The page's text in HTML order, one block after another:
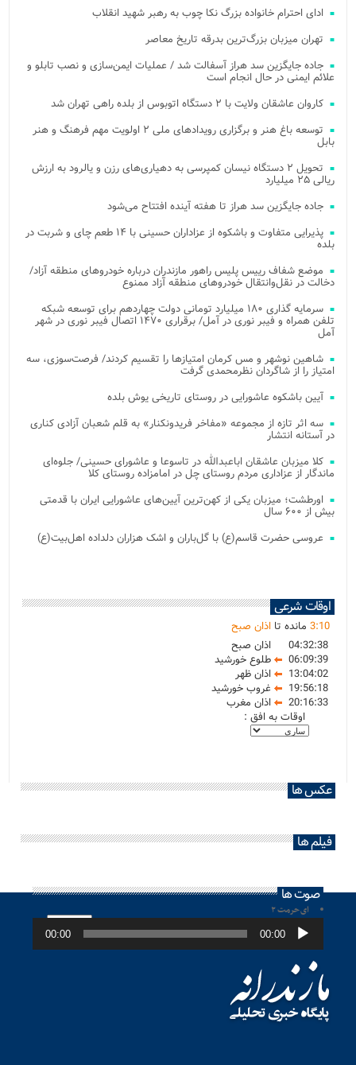
ادای احترام خانواده بزرگ نکا چوب به رهبر شهید انقلاب
تهران میزبان بزرگ‌ترین بدرقه تاریخ معاصر
جاده جایگزین سد هراز آسفالت شد / عملیات ایمن‌سازی و نصب تابلو و
علائم ایمنی در حال انجام است
کاروان عاشقان ولایت با ۲ دستگاه اتوبوس از بلده راهی تهران شد
توسعه باغ هنر و برگزاری رویدادهای ملی ۲ اولویت مهم فرهنگ و هنر
بابل
تحویل ۲ دستگاه نیسان کمپرسی به دهیاری‌های رزن و یالرود به ارزش
ریالی ۲۵ میلیارد
جاده جایگزین سد هراز تا هفته آینده افتتاح می‌شود
پذیرایی متفاوت و باشکوه از عزاداران حسینی با ۱۴ طعم چای و شربت در
بلده
موضع شفاف رییس پلیس راهور مازندران درباره خودروهای منطقه آزاد/
دخالت در نقل‌وانتقال خودروهای منطقه آزاد ممنوع
سرمایه گذاری ۱۸۰ میلیارد تومانی دولت چهاردهم برای توسعه شبکه
تلفن همراه و فیبر نوری در آمل/ برقراری ۱۴۷۰ اتصال فیبر نوری در شهر
آمل
شاهین نوشهر و مس کرمان امتیازها را تقسیم کردند/ فرصت‌سوزی، سه
امتیاز را از شاگردان نظرمحمدی گرفت
آیین باشکوه عاشورایی در روستای تاریخی یوش بلده
سه اثر تازه از مجموعه «مفاخر فریدونکنار» به قلم شعبان آزادی کناری
در آستانه انتشار
کلا میزبان عاشقان اباعبدالله در تاسوعا و عاشورای حسینی/ جلوه‌ای
ماندگار از عزاداری مردم روستای چل در امامزاده روستای کلا
اورطشت؛ میزبان یکی از کهن‌ترین آیین‌های عاشورایی ایران با قدمتی
بیش از ۶۰۰ سال
عروسی حضرت قاسم(ع) با گل‌باران و اشک هزاران دلداده اهل‌بیت(ع)
اوقات شرعی
3:10 مانده تا اذان صبح
04:32:38
اذان صبح
06:09:39
طلوع خورشید
13:04:02
اذان ظهر
19:56:18
غروب خورشید
20:16:33
اذان مغرب
اوقات به افق :
عکس ها
فیلم ها
صوت ها
ای حرمت ۲
پخش‌کننده
صوت 00:00
00:00